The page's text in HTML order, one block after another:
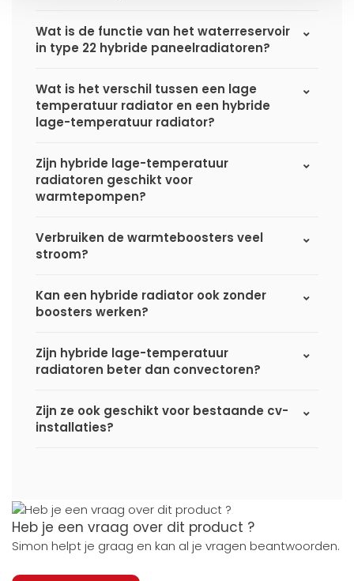
Wat is de functie van het waterreservoir
in type 22 hybride paneelradiatoren?
Wat is het verschil tussen een lage
temperatuur radiator en een hybride
lage-temperatuur radiator?
Zijn hybride lage-temperatuur
radiatoren geschikt voor
warmtepompen?
Verbruiken de warmteboosters veel
stroom?
Kan een hybride radiator ook zonder
boosters werken?
Zijn hybride lage-temperatuur
radiatoren beter dan convectoren?
Zijn ze ook geschikt voor bestaande cv-
installaties?
Heb je een vraag over dit product ?
Simon helpt je graag en kan al je vragen beantwoorden.